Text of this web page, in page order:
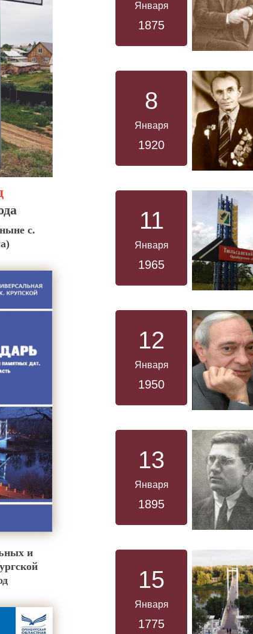
с.
и
Января
1875
8
Января
1920
11
Января
1965
12
Января
1950
13
Января
1895
15
Января
1775